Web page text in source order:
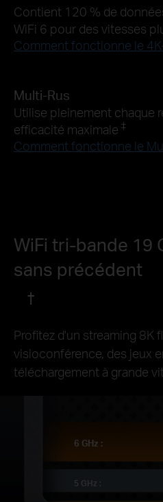
Contient 120 % de
WiFi 6 pour des vitesses
Comment fonctionne le
Multi-Rus
Utilise pleinement chaque
efficacité maximale ‡
Comment fonctionne le
WiFi tri-bande 19
sans précédent
†
Profitez d'un streaming 8K
visioconférence, des jeux
téléchargement à grande
6 GHz :
5 GHz :